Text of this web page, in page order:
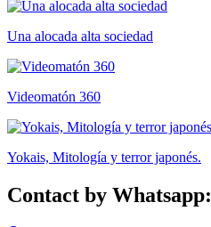
Una alocada alta sociedad
Videomatón 360
Yokais, Mitología y terror japonés.
Contact by Whatsapp: